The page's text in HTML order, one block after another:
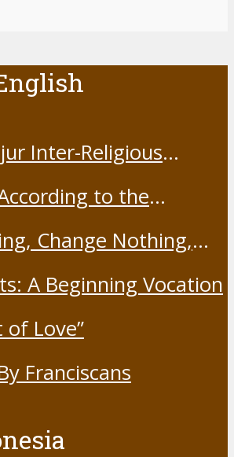
Inter-Religious
to the
Change Nothing,
A Beginning Vocation
of Love”
Franciscans